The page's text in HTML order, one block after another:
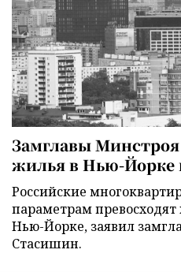
Замглавы Минстроя
жилья в Нью-Йорке
Российские
параметрам превосходят
Нью-Йорке, заявил
Стасишин.